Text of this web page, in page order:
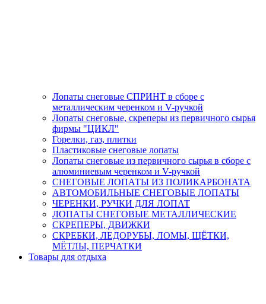
Лопаты снеговые СПРИНТ в сборе с
металлическим черенком и V-ручкой
Лопаты снеговые, скреперы из первичного сырья
фирмы "ЦИКЛ"
Горелки, газ, плитки
Пластиковые снеговые лопаты
Лопаты снеговые из первичного сырья в сборе с
алюминиевым черенком и V-ручкой
СНЕГОВЫЕ ЛОПАТЫ ИЗ ПОЛИКАРБОНАТА
АВТОМОБИЛЬНЫЕ СНЕГОВЫЕ ЛОПАТЫ
ЧЕРЕНКИ, РУЧКИ ДЛЯ ЛОПАТ
ЛОПАТЫ СНЕГОВЫЕ МЕТАЛЛИЧЕСКИЕ
СКРЕПЕРЫ, ДВИЖКИ
СКРЕБКИ, ЛЕДОРУБЫ, ЛОМЫ, ЩЁТКИ,
МЁТЛЫ, ПЕРЧАТКИ
Товары для отдыха